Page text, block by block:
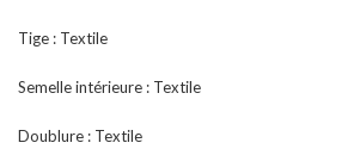
Tige : Textile
Semelle intérieure : Textile
Doublure : Textile